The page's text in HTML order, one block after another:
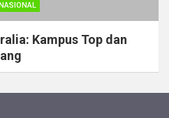
Kampus Top dan